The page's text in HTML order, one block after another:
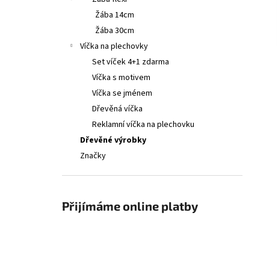
Žába 14cm
Žába 30cm
Víčka na plechovky
Set víček 4+1 zdarma
Víčka s motivem
Víčka se jménem
Dřevěná víčka
Reklamní víčka na plechovku
Dřevěné výrobky
Značky
Přijímáme online platby